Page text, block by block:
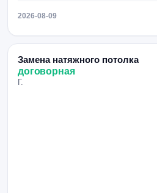
2026-08-09
Замена натяжного потолка
договорная
Г.